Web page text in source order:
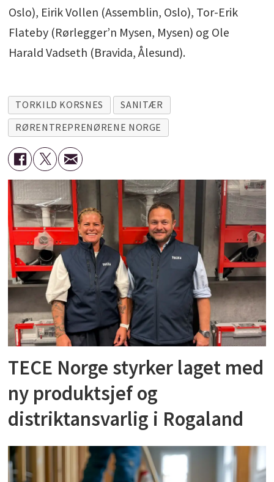
Oslo), Eirik Vollen (Assemblin, Oslo), Tor-Erik
Flateby (Rørlegger’n Mysen, Mysen) og Ole
Harald Vadseth (Bravida, Ålesund).
TORKILD KORSNES
SANITÆR
RØRENTREPRENØRENE NORGE
TECE Norge styrker laget med
ny produktsjef og
distriktansvarlig i Rogaland